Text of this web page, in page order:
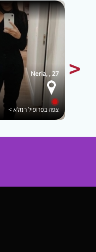
Neria, , 27
צפה בפרופיל המלא >